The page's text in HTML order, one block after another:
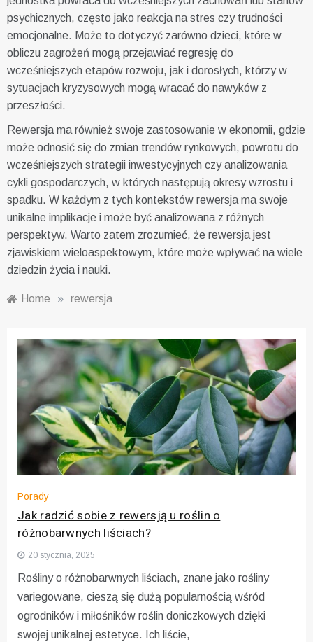
psychicznych, często jako reakcja na stres czy trudności
emocjonalne. Może to dotyczyć zarówno dzieci, które w
obliczu zagrożeń mogą przejawiać regresję do
wcześniejszych etapów rozwoju, jak i dorosłych, którzy w
sytuacjach kryzysowych mogą wracać do nawyków z
przeszłości.
Rewersja ma również swoje zastosowanie w ekonomii, gdzie
może odnosić się do zmian trendów rynkowych, powrotu do
wcześniejszych strategii inwestycyjnych czy analizowania
cykli gospodarczych, w których następują okresy wzrostu i
spadku. W każdym z tych kontekstów rewersja ma swoje
unikalne implikacje i może być analizowana z różnych
perspektyw. Warto zatem zrozumieć, że rewersja jest
zjawiskiem wieloaspektowym, które może wpływać na wiele
dziedzin życia i nauki.
Home » rewersja
Porady
Jak radzić sobie z rewersją u roślin o
różnobarwnych liściach?
20 stycznia, 2025
Rośliny o różnobarwnych liściach, znane jako rośliny
variegowane, cieszą się dużą popularnością wśród
ogrodników i miłośników roślin doniczkowych dzięki
swojej unikalnej estetyce. Ich liście,